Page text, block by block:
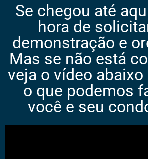
Se chegou até
hora de
demonstração e
Mas se não está
veja o vídeo abaixo
o que podemos
você e seu